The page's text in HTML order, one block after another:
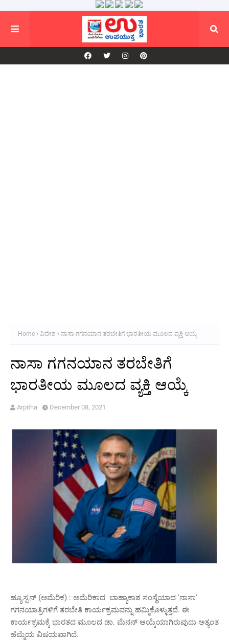
Home ವಿದೇಶ ನಾಸಾ ಗಗನಯಾನ ತರಬೇತಿಗೆ ಭಾರತೀಯ ಮೂಲದ ವ್ಯಕ್ತಿ ಆಯ್ಕೆ
ನಾಸಾ ಗಗನಯಾನ ತರಬೇತಿಗೆ
ಭಾರತೀಯ ಮೂಲದ ವ್ಯಕ್ತಿ ಆಯ್ಕೆ
Arpitha December 08, 2021
ಹ್ಯೂಸ್ಟನ್ (ಅಮೆರಿಕ) : ಅಮೆರಿಕಾದ ಬಾಹ್ಯಾಕಾಶ ಸಂಸ್ಥೆಯಾದ 'ನಾಸಾ'
ಗಗನಯಾತ್ರಿಗಳಿಗೆ ತರಬೇತಿ ಕಾರ್ಯಕ್ರಮವನ್ನು ಹಮ್ಮಿಕೊಳ್ಳುತ್ತದೆ. ಈ
ಕಾರ್ಯಕ್ರಮಕ್ಕೆ ಭಾರತದ ಮೂಲದ ಡಾ. ಮೆನನ್ ಆಯ್ಕೆಯಾಗಿರುವುದು ಅತ್ಯಂತ
ಹೆಮ್ಮೆಯ ವಿಷಯವಾಗಿದೆ.